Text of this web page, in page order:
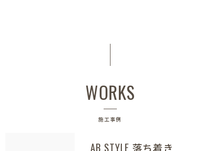
WORKS
施工事例
AB STYLE 落ち着き